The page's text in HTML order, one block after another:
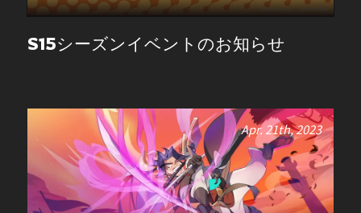
S15シーズンイベントのお知らせ
Apr. 21th, 2023